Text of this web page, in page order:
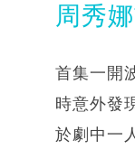
周秀
首集一開
時意外發
於劇中一